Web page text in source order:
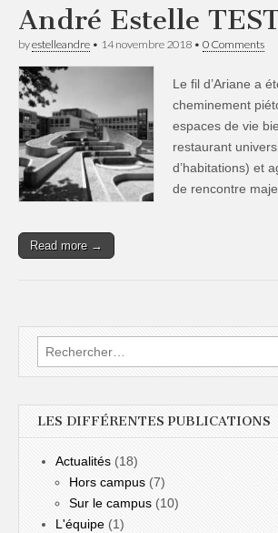
André Estelle
byestelleandre • 14 novembre 2018 • 0 Comments
Le fil d’Ariane a
cheminement
espaces de vie
restaurant
d’habitations) et
de rencontre
Read more →
Rechercher :
LES DIFFÉRENTES PUBLICATIONS
Actualités (18)
Hors campus (7)
Sur le campus (10)
L'équipe (1)